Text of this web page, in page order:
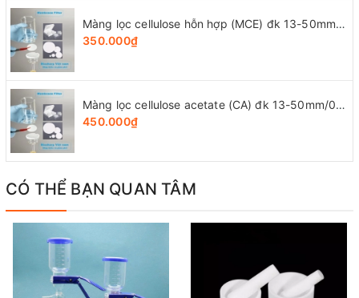
Màng lọc cellulose hỗn hợp (MCE) đk 13-50mm/0.22µm, 4x25 chiếc/hộp, hãng Biosharp
350.000₫
Màng lọc cellulose acetate (CA) đk 13-50mm/0.45µm, 4x25 chiếc/hộp, hãng Biosharp
450.000₫
CÓ THỂ BẠN QUAN TÂM